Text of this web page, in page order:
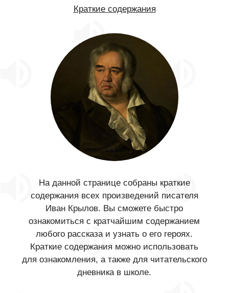
Краткие содержания
На данной странице собраны краткие
содержания всех произведений писателя
Иван Крылов. Вы сможете быстро
ознакомиться с кратчайшим содержанием
любого рассказа и узнать о его героях.
Краткие содержания можно использовать
для ознакомления, а также для читательского
дневника в школе.